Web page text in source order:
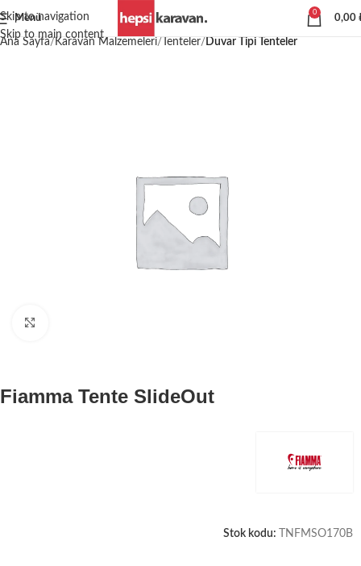
Skip to navigation
Skip to main content
Menü
0
0,00
Ana Sayfa Karavan Malzemeleri Tenteler Duvar Tipi Tenteler
Fiamma Tente SlideOut
Stok kodu: TNFMSO170B